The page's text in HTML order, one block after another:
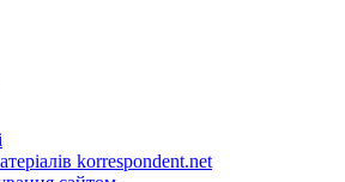
korrespondent.net